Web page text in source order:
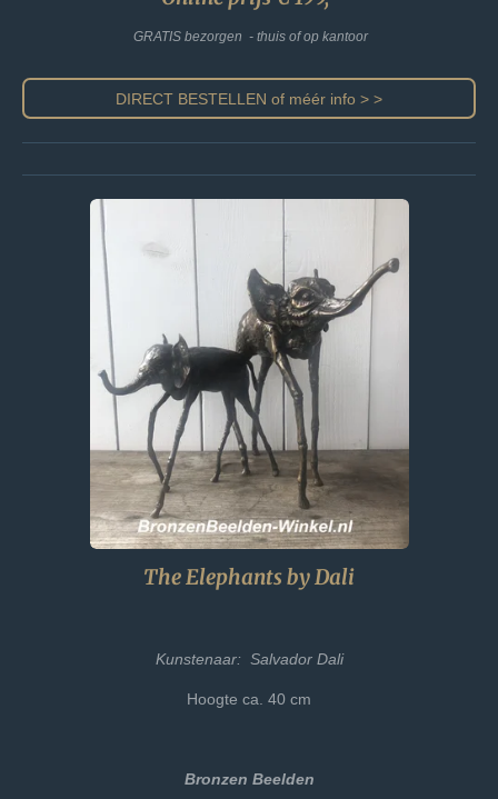
GRATIS bezorgen - thuis of op kantoor
DIRECT BESTELLEN of méér info > >
The Elephants by Dali
Kunstenaar: Salvador Dali
Hoogte ca. 40 cm
Bronzen Beelden